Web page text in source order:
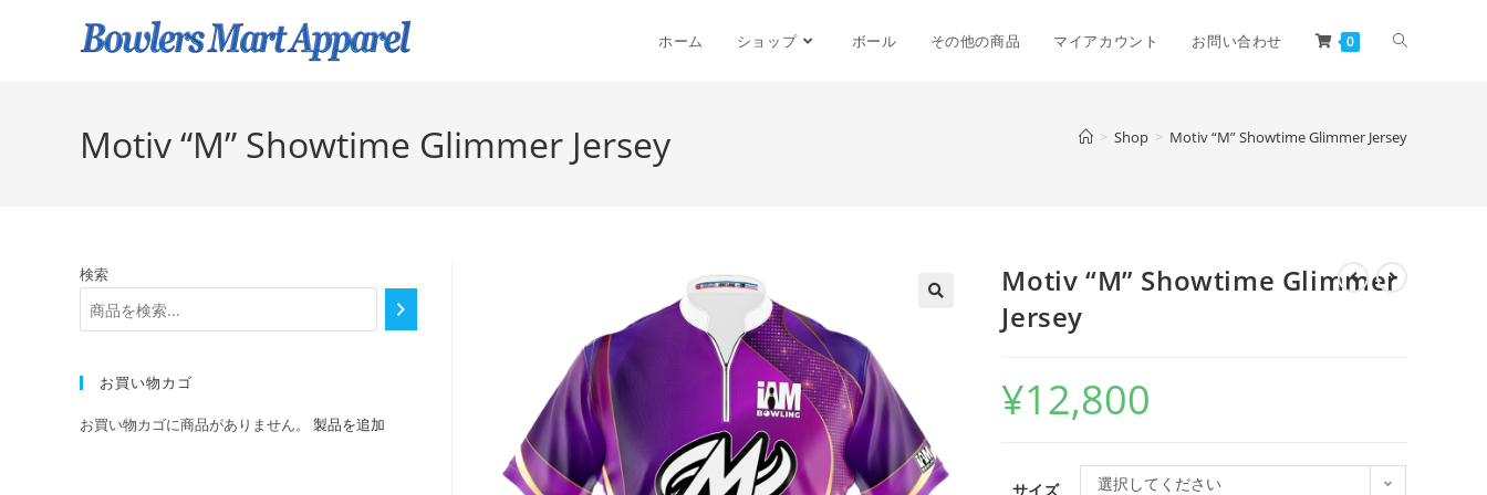
ホーム ショップ ボール その他の商品 マイアカウント お問い合わせ 0
Motiv “M” Showtime Glimmer Jersey > Shop > Motiv “M” Showtime Glimmer Jersey
Motiv “M” Showtime Glimmer
Jersey
¥12,800
サイズ 選択してください
検索
お買い物カゴ
お買い物カゴに商品がありません。 製品を追加